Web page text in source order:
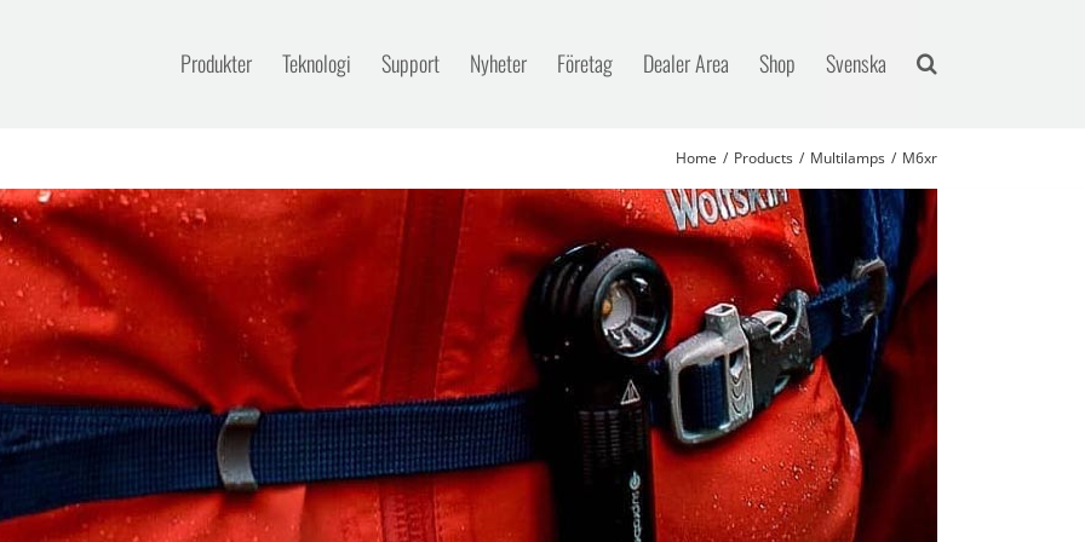
Produkter Teknologi Support Nyheter Företag Dealer Area Shop Svenska
Home Products Multilamps M6xr